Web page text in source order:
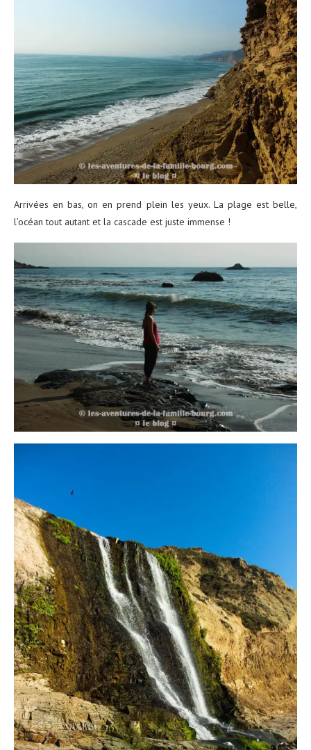
Arrivées en bas, on en prend plein les yeux. La plage est belle,
l’océan tout autant et la cascade est juste immense !